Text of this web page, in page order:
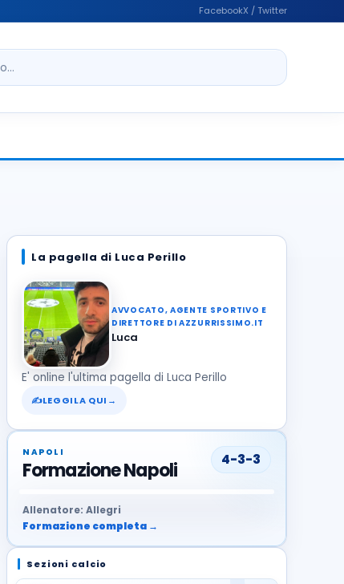
FacebookX / Twitter
La pagella di Luca Perillo
AVVOCATO, AGENTE SPORTIVO E
DIRETTORE DI AZZURRISSIMO.IT
Luca
E' online l'ultima pagella di Luca Perillo
✍LEGGILA QUI →
NAPOLI
Formazione Napoli 4-3-3
Allenatore: Allegri
Formazione completa →
Sezioni calcio